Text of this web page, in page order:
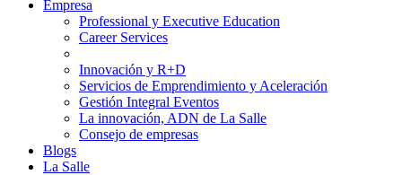
Empresa
Professional y Executive Education
Career Services
Innovación y R+D
Servicios de Emprendimiento y Aceleración
Gestión Integral Eventos
La innovación, ADN de La Salle
Consejo de empresas
Blogs
La Salle